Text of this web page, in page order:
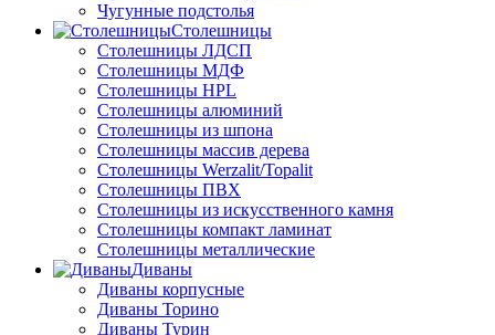
Чугунные подстолья
Столешницы
Столешницы ЛДСП
Столешницы МДФ
Столешницы HPL
Столешницы алюминий
Столешницы из шпона
Столешницы массив дерева
Столешницы Werzalit/Topalit
Столешницы ПВХ
Столешницы из искусственного камня
Столешницы компакт ламинат
Столешницы металлические
Диваны
Диваны корпусные
Диваны Торино
Диваны Турин